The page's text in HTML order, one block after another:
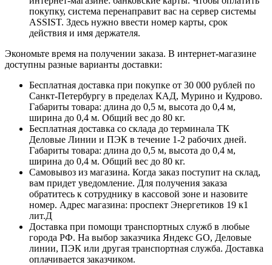
покупку, система перенаправит вас на сервер системы
ASSIST. Здесь нужно ввести номер карты, срок
действия и имя держателя.
Экономьте время на получении заказа. В интернет-магазине
доступны разные варианты доставки:
Бесплатная доставка при покупке от 30 000 рублей по
Санкт-Петербургу в пределах КАД, Мурино и Кудрово.
Габариты товара: длина до 0,5 м, высота до 0,4 м,
ширина до 0,4 м. Общий вес до 80 кг.
Бесплатная доставка со склада до терминала ТК
Деловые Линии и ПЭК в течение 1-2 рабочих дней.
Габариты товара: длина до 0,5 м, высота до 0,4 м,
ширина до 0,4 м. Общий вес до 80 кг.
Самовывоз из магазина. Когда заказ поступит на склад,
вам придет уведомление. Для получения заказа
обратитесь к сотруднику в кассовой зоне и назовите
номер. Адрес магазина: проспект Энергетиков 19 к1
лит.Д
Доставка при помощи транспортных служб в любые
города РФ. На выбор заказчика Яндекс GO, Деловые
линии, ПЭК или другая транспортная служба. Доставка
оплачивается заказчиком.